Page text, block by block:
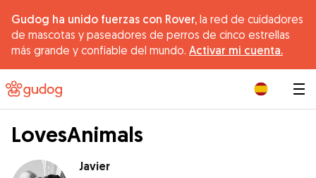
Gudog ha unido fuerzas con Rover, la red de cuidadores
de mascotas y paseadores de perros de cinco estrellas
más grande y confiable del mundo. Activar mi cuenta.
LovesAnimals
Javier